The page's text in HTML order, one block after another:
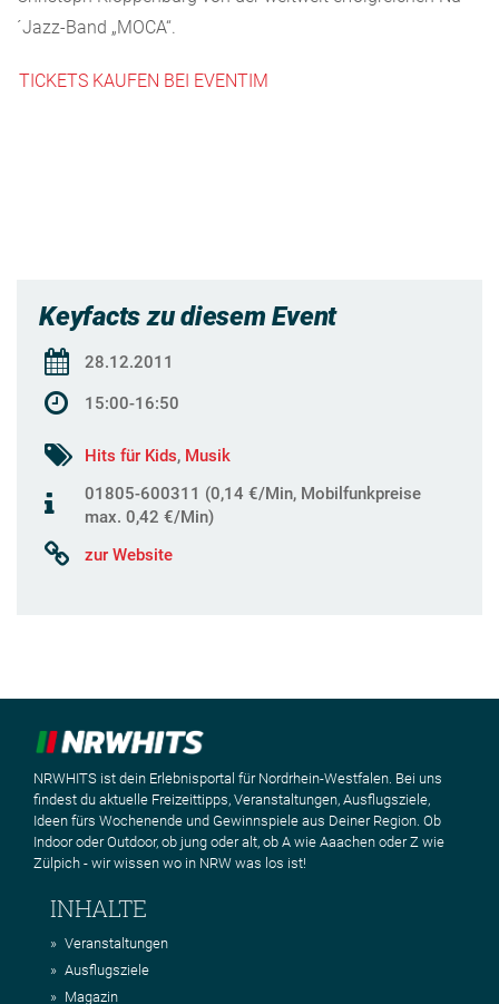
´Jazz-Band „MOCA“.
TICKETS KAUFEN BEI EVENTIM
Keyfacts zu diesem Event
28.12.2011
15:00-16:50
Hits für Kids, Musik
01805-600311 (0,14 €/Min, Mobilfunkpreise
max. 0,42 €/Min)
zur Website
NRWHITS ist dein Erlebnisportal für Nordrhein-Westfalen. Bei uns
findest du aktuelle Freizeittipps, Veranstaltungen, Ausflugsziele,
Ideen fürs Wochenende und Gewinnspiele aus Deiner Region. Ob
Indoor oder Outdoor, ob jung oder alt, ob A wie Aaachen oder Z wie
Zülpich - wir wissen wo in NRW was los ist!
INHALTE
Veranstaltungen
Ausflugsziele
Magazin